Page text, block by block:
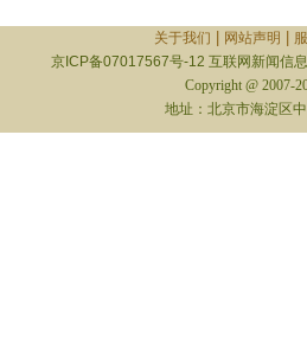
关于我们 网站声明
京ICP备07017567号-12 互联网新闻信
Copyright @ 2007-
地址：北京市海淀区